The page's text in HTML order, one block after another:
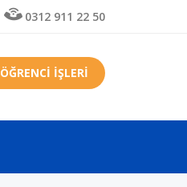
0312 911 22 50
ÖĞRENCİ İŞLERİ